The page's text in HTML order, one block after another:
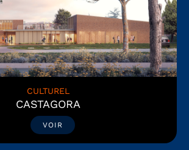
CULTUREL
CASTAGORA
VOIR